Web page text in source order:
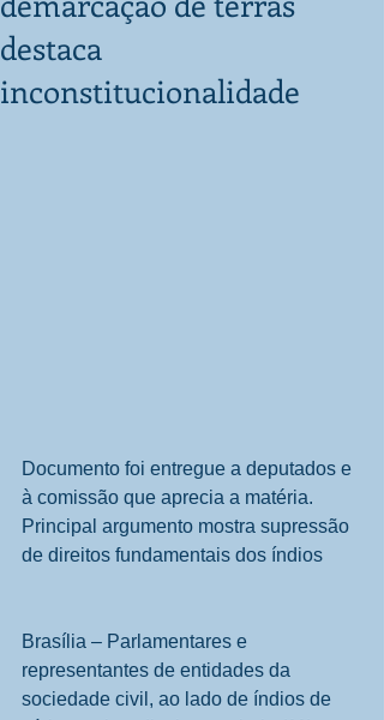
destaca
inconstitucionalidade
Documento foi entregue a deputados e
à comissão que aprecia a matéria.
Principal argumento mostra supressão
de direitos fundamentais dos índios
Brasília – Parlamentares e
representantes de entidades da
sociedade civil, ao lado de índios de